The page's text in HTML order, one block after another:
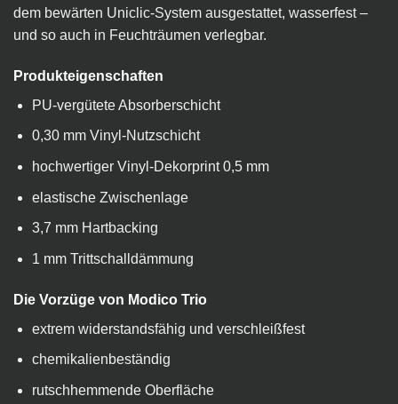
dem bewärten Uniclic-System ausgestattet, wasserfest –
und so auch in Feuchträumen verlegbar.
Produkteigenschaften
PU-vergütete Absorberschicht
0,30 mm Vinyl-Nutzschicht
hochwertiger Vinyl-Dekorprint 0,5 mm
elastische Zwischenlage
3,7 mm Hartbacking
1 mm Trittschalldämmung
Die Vorzüge von Modico Trio
extrem widerstandsfähig und verschleißfest
chemikalienbeständig
rutschhemmende Oberfläche